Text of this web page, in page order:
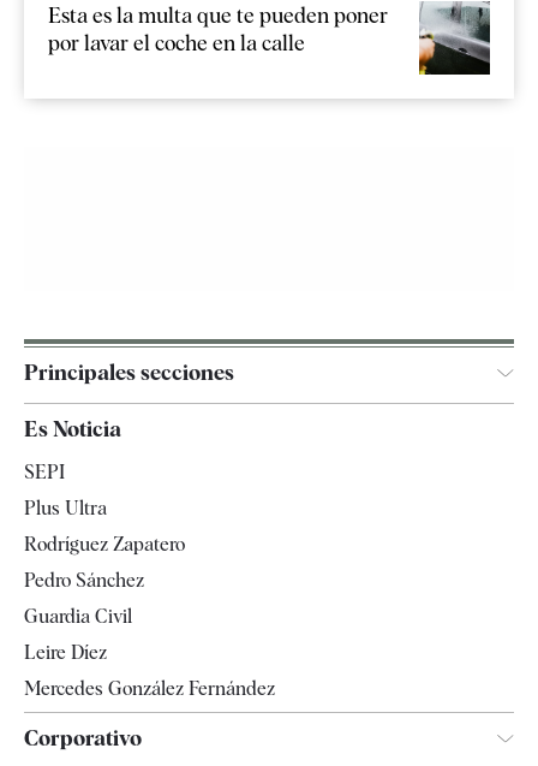
Esta es la multa que te pueden poner
por lavar el coche en la calle
Principales secciones
España
Televisión
Es Noticia
SEPI
Plus Ultra
Rodríguez Zapatero
Pedro Sánchez
Guardia Civil
Leire Díez
Mercedes González Fernández
Corporativo